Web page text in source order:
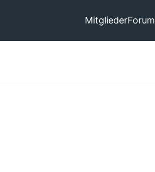
MitgliederForum